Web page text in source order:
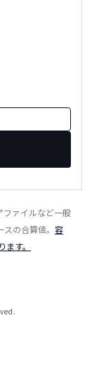
ファイルなど一般
の合算値。 容
す。